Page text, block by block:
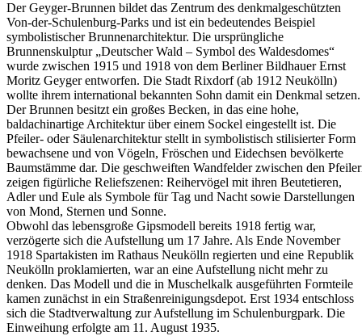
Der Geyger-Brunnen bildet das Zentrum des denkmalgeschützten
Von-der-Schulenburg-Parks und ist ein bedeutendes Beispiel
symbolistischer Brunnenarchitektur. Die ursprüngliche
Brunnenskulptur „Deutscher Wald – Symbol des Waldesdomes“
wurde zwischen 1915 und 1918 von dem Berliner Bildhauer Ernst
Moritz Geyger entworfen. Die Stadt Rixdorf (ab 1912 Neukölln)
wollte ihrem international bekannten Sohn damit ein Denkmal setzen.
Der Brunnen besitzt ein großes Becken, in das eine hohe,
baldachinartige Architektur über einem Sockel eingestellt ist. Die
Pfeiler- oder Säulenarchitektur stellt in symbolistisch stilisierter Form
bewachsene und von Vögeln, Fröschen und Eidechsen bevölkerte
Baumstämme dar. Die geschweiften Wandfelder zwischen den
zeigen figürliche Reliefszenen: Reihervögel mit ihren Beutetieren,
Adler und Eule als Symbole für Tag und Nacht sowie Darstellungen
von Mond, Sternen und Sonne.
Obwohl das lebensgroße Gipsmodell bereits 1918 fertig war,
verzögerte sich die Aufstellung um 17 Jahre. Als Ende November
1918 Spartakisten im Rathaus Neukölln regierten und eine Republik
Neukölln proklamierten, war an eine Aufstellung nicht mehr zu
denken. Das Modell und die in Muschelkalk ausgeführten Formteile
kamen zunächst in ein Straßenreinigungsdepot. Erst 1934 entschloss
sich die Stadtverwaltung zur Aufstellung im Schulenburgpark. Die
Einweihung erfolgte am 11. August 1935.